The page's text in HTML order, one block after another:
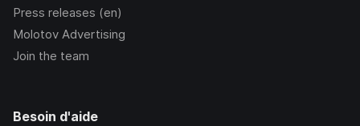
Press releases (en)
Molotov Advertising
Join the team
Besoin d'aide